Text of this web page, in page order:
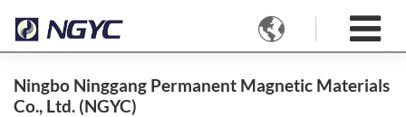

Ningbo Ninggang Permanent Magnetic Materials
Co., Ltd. (NGYC)